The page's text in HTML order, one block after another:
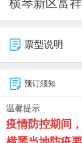
横琴新区富
票型说明
预订须知
温馨提示
疫情防控期间